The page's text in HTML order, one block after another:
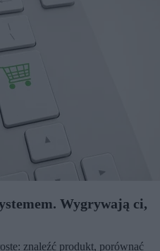
Wygrywają ci,
znaleźć produkt, porównać